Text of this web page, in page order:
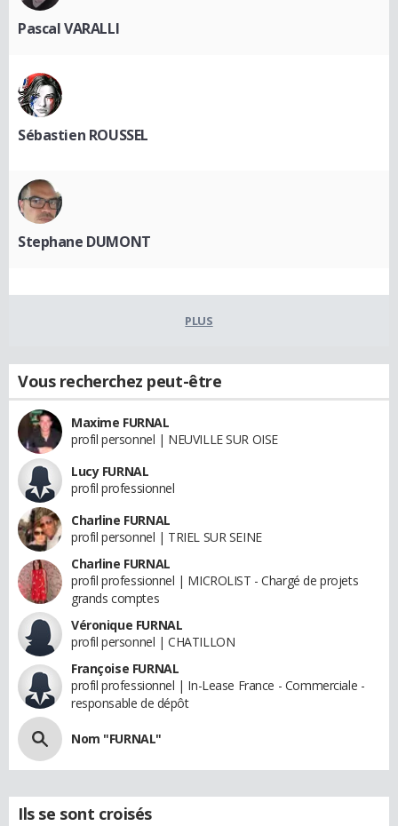
Pascal VARALLI
Sébastien ROUSSEL
Stephane DUMONT
PLUS
Vous recherchez peut-être
Maxime FURNAL
profil personnel | NEUVILLE SUR OISE
Lucy FURNAL
profil professionnel
Charline FURNAL
profil personnel | TRIEL SUR SEINE
Charline FURNAL
profil professionnel | MICROLIST - Chargé de projets
grands comptes
Véronique FURNAL
profil personnel | CHATILLON
Françoise FURNAL
profil professionnel | In-Lease France - Commerciale -
responsable de dépôt
Nom "FURNAL"
Ils se sont croisés